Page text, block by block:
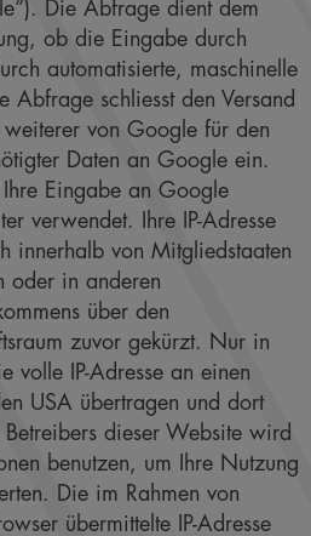
Die Abfrage dient dem
ob die Eingabe durch
automatisierte, maschinelle
Abfrage schliesst den Versand
weiterer von Google für den
Daten an Google ein.
Eingabe an Google
verwendet. Ihre IP-Adresse
innerhalb von Mitgliedstaaten
oder in anderen
über den
zuvor gekürzt. Nur in
volle IP-Adresse an einen
USA übertragen und dort
dieser Website wird
benutzen, um Ihre Nutzung
Die im Rahmen von
übermittelte IP-Adresse